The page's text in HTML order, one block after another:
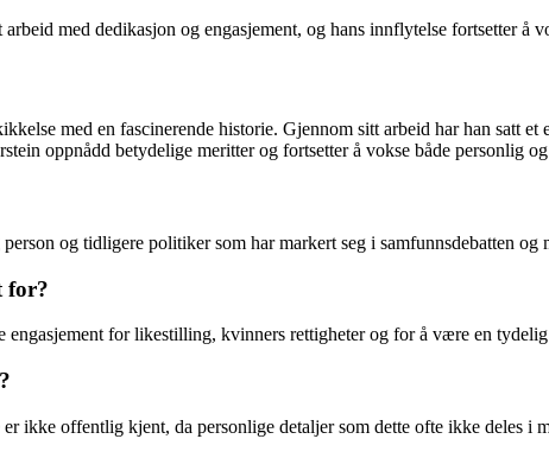
med dedikasjon og engasjement, og hans innflytelse fortsetter å
med en fascinerende historie. Gjennom sitt arbeid har han satt
oppnådd betydelige meritter og fortsetter å vokse både personlig
og tidligere politiker som har markert seg i samfunnsdebatten
for?
engasjement for likestilling, kvinners rettigheter og for å være en
ikke offentlig kjent, da personlige detaljer som dette ofte ikke deles i